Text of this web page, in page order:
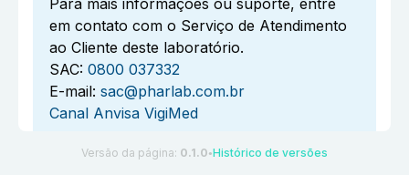
Para mais informações ou suporte, entre
em contato com o Serviço de Atendimento
ao Cliente deste laboratório.
SAC: 0800 037332
E-mail: sac@pharlab.com.br
Canal Anvisa VigiMed
Versão da página: 0.1.0 ●Histórico de versões